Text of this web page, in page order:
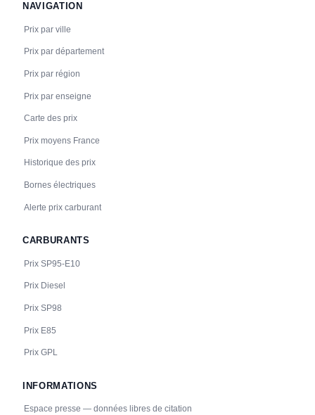
NAVIGATION
Prix par ville
Prix par département
Prix par région
Prix par enseigne
Carte des prix
Prix moyens France
Historique des prix
Bornes électriques
Alerte prix carburant
CARBURANTS
Prix SP95-E10
Prix Diesel
Prix SP98
Prix E85
Prix GPL
INFORMATIONS
Espace presse — données libres de citation